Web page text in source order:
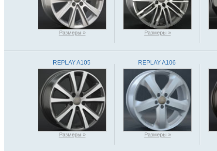
Размеры » Размеры »
REPLAY A105
Размеры »
REPLAY A106
Размеры »